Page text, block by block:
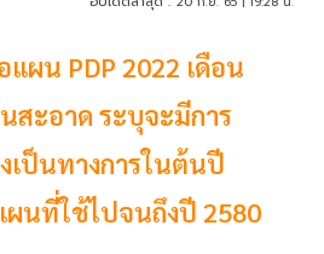
ผน PDP 2022 เดือน
สะอาด ระบุจะมีการ
เป็นทางการในต้นปี
ผนที่ใช้ไปจนถึงปี 2580